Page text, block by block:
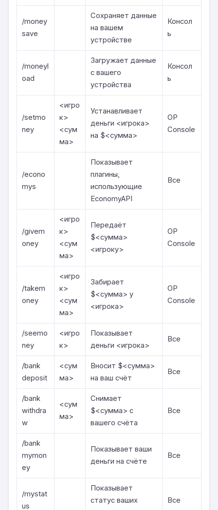
/money
save
Сохраняет данные
на вашем
устройстве
Консол
ь
/moneyl
oad
Загружает данные
с вашего
устройства
Консол
ь
/setmo
ney
<игро
к>
<сум
ма>
Устанавливает
деньги <игрока>
на $<сумма>
OP
Console
/econo
mys
Показывает
плагины,
использующие
EconomyAPI
Все
/givem
oney
<игро
к>
<сум
ма>
Передаёт
$<сумма>
<игроку>
OP
Console
/takem
oney
<игро
к>
<сум
ма>
Забирает
$<сумма> у
<игрока>
OP
Console
/seemo
ney
<игро
к>
Показывает
деньги <игрока>
Все
/bank
deposit
<сум
ма>
Вносит $<сумма>
на ваш счёт
Все
/bank
withdra
w
<сум
ма>
Снимает
$<сумма> с
вашего счёта
Все
/bank
mymon
ey
Показывает ваши
деньги на счёте
Все
/mystat
us
Показывает
статус ваших
Все